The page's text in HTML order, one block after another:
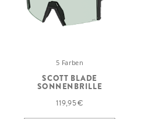
5 Farben
SCOTT BLADE
SONNENBRILLE
119,95 €